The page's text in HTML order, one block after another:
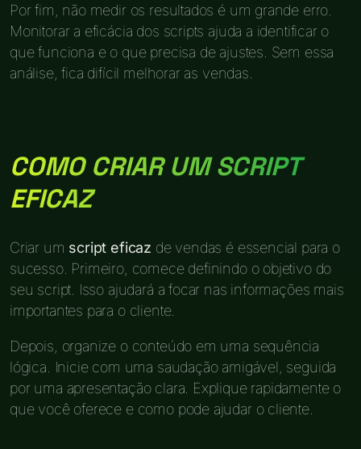
Por fim, não medir os resultados é um grande erro.
Monitorar a eficácia dos scripts ajuda a identificar o
que funciona e o que precisa de ajustes. Sem essa
análise, fica difícil melhorar as vendas.
COMO CRIAR UM SCRIPT
EFICAZ
Criar um script eficaz de vendas é essencial para o
sucesso. Primeiro, comece definindo o objetivo do
seu script. Isso ajudará a focar nas informações mais
importantes para o cliente.
Depois, organize o conteúdo em uma sequência
lógica. Inicie com uma saudação amigável, seguida
por uma apresentação clara. Explique rapidamente o
que você oferece e como pode ajudar o cliente.